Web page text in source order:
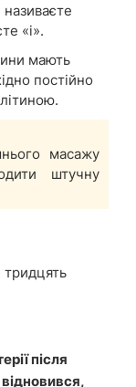
«і».
мають
постійно
масажу
штучну
тридцять
після